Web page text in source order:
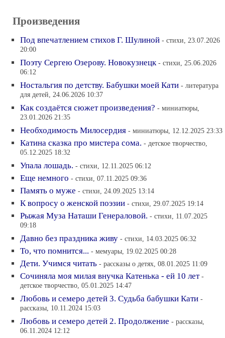
Произведения
Под впечатлением стихов Г. Шулиной - стихи, 23.07.2026
20:00
Поэту Сергею Озерову. Новокузнецк - стихи, 25.06.2026
06:12
Ностальгия по детству. Бабушки моей Кати - литература
для детей, 24.06.2026 10:37
Как создаётся сюжет произведения? - миниатюры,
23.01.2026 21:35
Необходимость Милосердия - миниатюры, 12.12.2025 23:33
Катина сказка про мистера сома. - детское творчество,
05.12.2025 18:32
Упала лошадь. - стихи, 12.11.2025 06:12
Еще немного - стихи, 07.11.2025 09:36
Память о муже - стихи, 24.09.2025 13:14
К вопросу о женской поэзии - стихи, 29.07.2025 19:14
Рыжая Муза Наташи Генераловой. - стихи, 11.07.2025
09:18
Давно без праздника живу - стихи, 14.03.2025 06:32
То, что помнится... - мемуары, 19.02.2025 00:28
Дети. Учимся читать - рассказы о детях, 08.01.2025 11:09
Сочиняла моя милая внучка Катенька - ей 10 лет -
детское творчество, 05.01.2025 14:47
Любовь и семеро детей 3. Судьба бабушки Кати -
рассказы, 10.11.2024 15:03
Любовь и семеро детей 2. Продолжение - рассказы,
06.11.2024 12:12